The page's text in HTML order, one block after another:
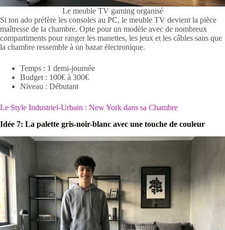
Le meuble TV gaming organisé
Si ton ado préfère les consoles au PC, le meuble TV devient la pièce
maîtresse de la chambre. Opte pour un modèle avec de nombreux
compartiments pour ranger les manettes, les jeux et les câbles sans que
la chambre ressemble à un bazar électronique.
Temps : 1 demi-journée
Budget : 100€ à 300€
Niveau : Débutant
Le Style Industriel-Urbain : New York dans sa Chambre
Idée 7: La palette gris-noir-blanc avec une touche de couleur